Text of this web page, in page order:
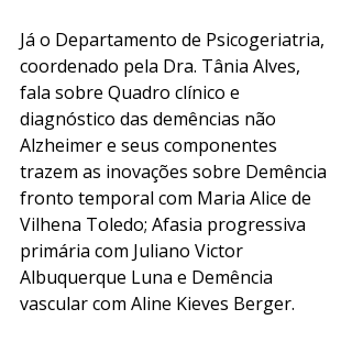
Já o Departamento de Psicogeriatria,
coordenado pela Dra. Tânia Alves,
fala sobre Quadro clínico e
diagnóstico das demências não
Alzheimer e seus componentes
trazem as inovações sobre Demência
fronto temporal com Maria Alice de
Vilhena Toledo; Afasia progressiva
primária com Juliano Victor
Albuquerque Luna e Demência
vascular com Aline Kieves Berger.